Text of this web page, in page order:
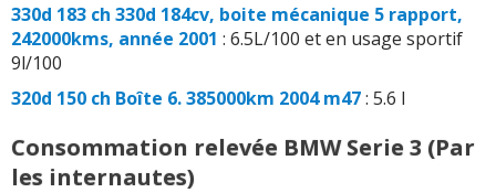
330d 183 ch 330d 184cv, boite mécanique 5 rapport,
242000kms, année 2001 : 6.5L/100 et en usage sportif
9l/100
320d 150 ch Boîte 6. 385000km 2004 m47: 5.6 l
Consommation relevée BMW Serie 3 (Par
les internautes)